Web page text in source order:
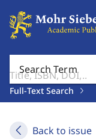
Search Term
Full-Text Search
Back to issue